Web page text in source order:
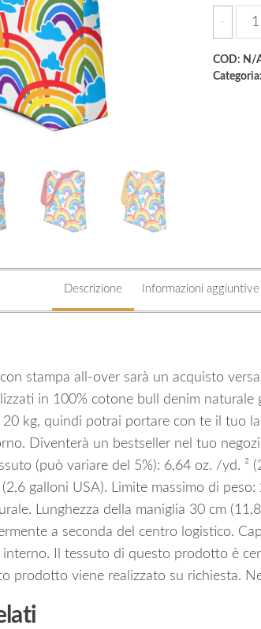
-
Tote
bag
COD: N/
Descrizione Informazioni aggiuntive
stampa all-over sarà un acquisto
in 100% cotone bull denim
kg, quindi potrai portare con te il tuo
Diventerà un bestseller nel tuo
(può variare del 5%): 6,64 oz. /yd. ²
galloni USA). Limite massimo di
Lunghezza della maniglia 30 cm
a seconda del centro logistico.
Il tessuto di questo prodotto è
prodotto viene realizzato su richiesta.